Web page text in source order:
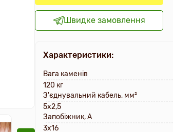
Швидке замовлення
Характеристики:
Вага каменів
120 кг
З'єднувальний кабель, мм²
5х2,5
Запобіжник, A
3х16